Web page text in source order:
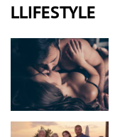
LLIFESTYLE